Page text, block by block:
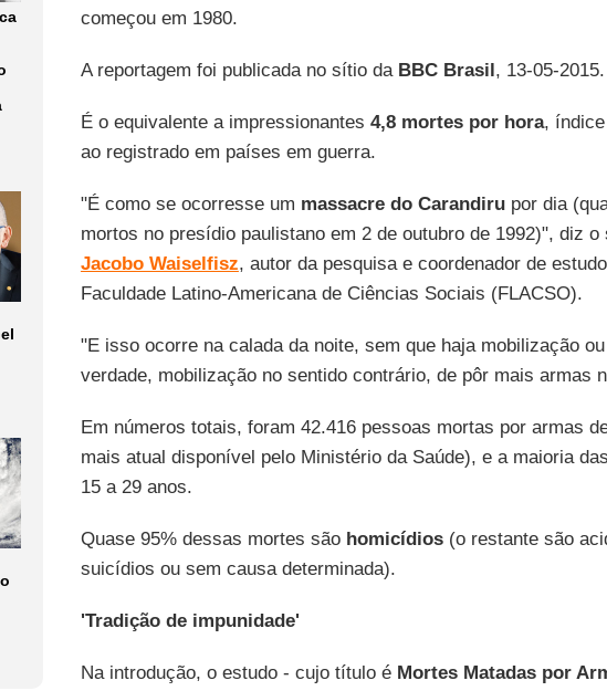
começou em 1980.
A reportagem foi publicada no sítio da BBC Brasil, 13-05-2015.
É o equivalente a impressionantes 4,8 mortes por hora,
ao registrado em países em guerra.
"É como se ocorresse um massacre do Carandirupor dia
mortos no presídio paulistano em 2 de outubro de 1992)", diz o
Jacobo Waiselfisz, autor da pesquisa e coordenador de
Faculdade Latino-Americana de Ciências Sociais (FLACSO).
"E isso ocorre na calada da noite, sem que haja mobilização
verdade, mobilização no sentido contrário, de pôr mais armas
Em números totais, foram 42.416 pessoas mortas por armas
mais atual disponível pelo Ministério da Saúde), e a maioria
15 a 29 anos.
Quase 95% dessas mortes são homicídios(o restante são
suicídios ou sem causa determinada).
'Tradição de impunidade'
Na introdução, o estudo - cujo título é Mortes Matadas por